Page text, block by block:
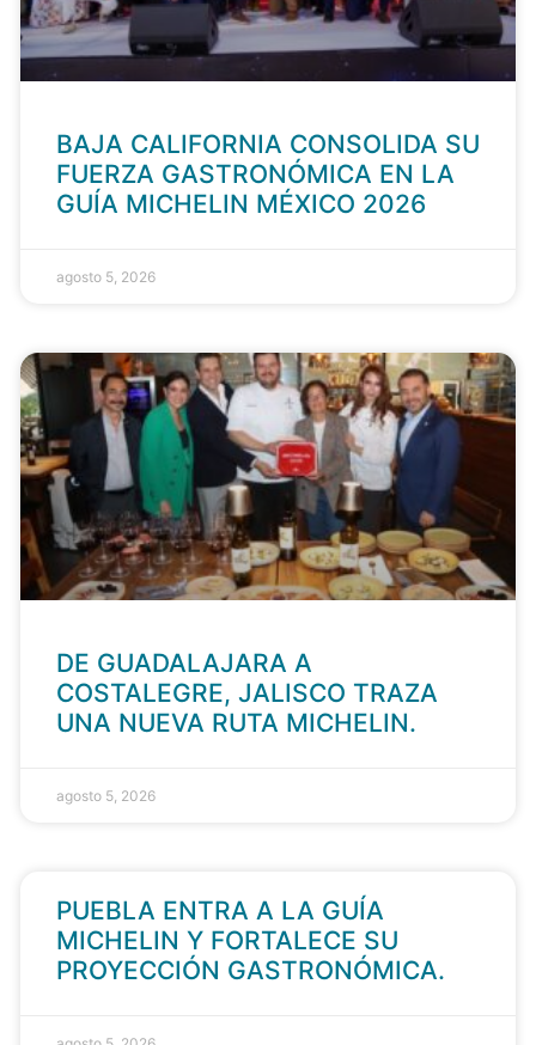
BAJA CALIFORNIA CONSOLIDA SU
FUERZA GASTRONÓMICA EN LA
GUÍA MICHELIN MÉXICO 2026
agosto 5, 2026
DE GUADALAJARA A
COSTALEGRE, JALISCO TRAZA
UNA NUEVA RUTA MICHELIN.
agosto 5, 2026
PUEBLA ENTRA A LA GUÍA
MICHELIN Y FORTALECE SU
PROYECCIÓN GASTRONÓMICA.